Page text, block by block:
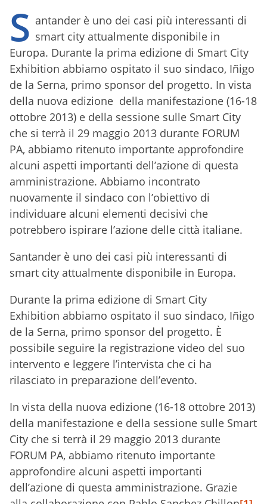
S antander è uno dei casi più interessanti di
smart city attualmente disponibile in
Europa. Durante la prima edizione di Smart City
Exhibition abbiamo ospitato il suo sindaco, Iñigo
de la Serna, primo sponsor del progetto. In vista
della nuova edizione della manifestazione (16-18
ottobre 2013) e della sessione sulle Smart City
che si terrà il 29 maggio 2013 durante FORUM
PA, abbiamo ritenuto importante approfondire
alcuni aspetti importanti dell’azione di questa
amministrazione. Abbiamo incontrato
nuovamente il sindaco con l’obiettivo di
individuare alcuni elementi decisivi che
potrebbero ispirare l’azione delle città italiane.
Santander è uno dei casi più interessanti di
smart city attualmente disponibile in Europa.
Durante la prima edizione di Smart City
Exhibition abbiamo ospitato il suo sindaco, Iñigo
de la Serna, primo sponsor del progetto. È
possibile seguire la registrazione video del suo
intervento e leggere l’intervista che ci ha
rilasciato in preparazione dell’evento.
In vista della nuova edizione (16-18 ottobre 2013)
della manifestazione e della sessione sulle Smart
City che si terrà il 29 maggio 2013 durante
FORUM PA, abbiamo ritenuto importante
approfondire alcuni aspetti importanti
dell’azione di questa amministrazione. Grazie